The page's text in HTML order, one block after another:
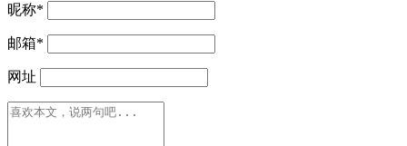
昵称*
邮箱*
网址